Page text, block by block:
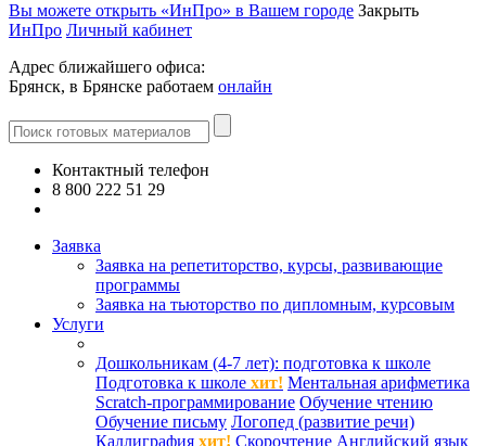
Вы можете открыть «ИнПро» в Вашем городе Закрыть
ИнПро Личный кабинет
Адрес ближайшего офиса:
Брянск, в Брянске работаем онлайн
Контактный телефон
8 800 222 51 29
Заявка
Заявка на репетиторство, курсы, развивающие
программы
Заявка на тьюторство по дипломным, курсовым
Услуги
Дошкольникам (4-7 лет): подготовка к школе
Подготовка к школе хит! Ментальная арифметика
Scratch-программирование Обучение чтению
Обучение письму Логопед (развитие речи)
Каллиграфия хит! Скорочтение Английский язык